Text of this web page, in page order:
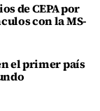
de CEPA por
con la MS-
el primer país